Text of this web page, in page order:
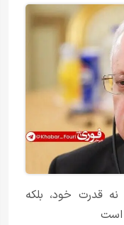
نه قدرت خود، بلکه
است